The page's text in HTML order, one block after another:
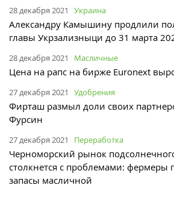
28 декабря 2021 Украина
Александру Камышину продлили
главы Укрзализныци до 31 марта
28 декабря 2021 Масличные
Цена на рапс на бирже Euronext
27 декабря 2021 Удобрения
Фирташ размыл доли своих
Фурсин
27 декабря 2021 Переработка
Черноморский рынок
столкнется с проблемами: фермеры
запасы масличной